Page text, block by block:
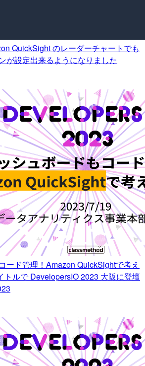
QuickSight のレーダーチャートでも
が設定出来るようになりました
ード管理！Amazon QuickSightで考え
トルで DevelopersIO 2023 大阪に登壇